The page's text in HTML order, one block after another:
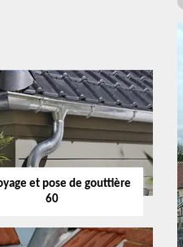
et pose de gouttière
60